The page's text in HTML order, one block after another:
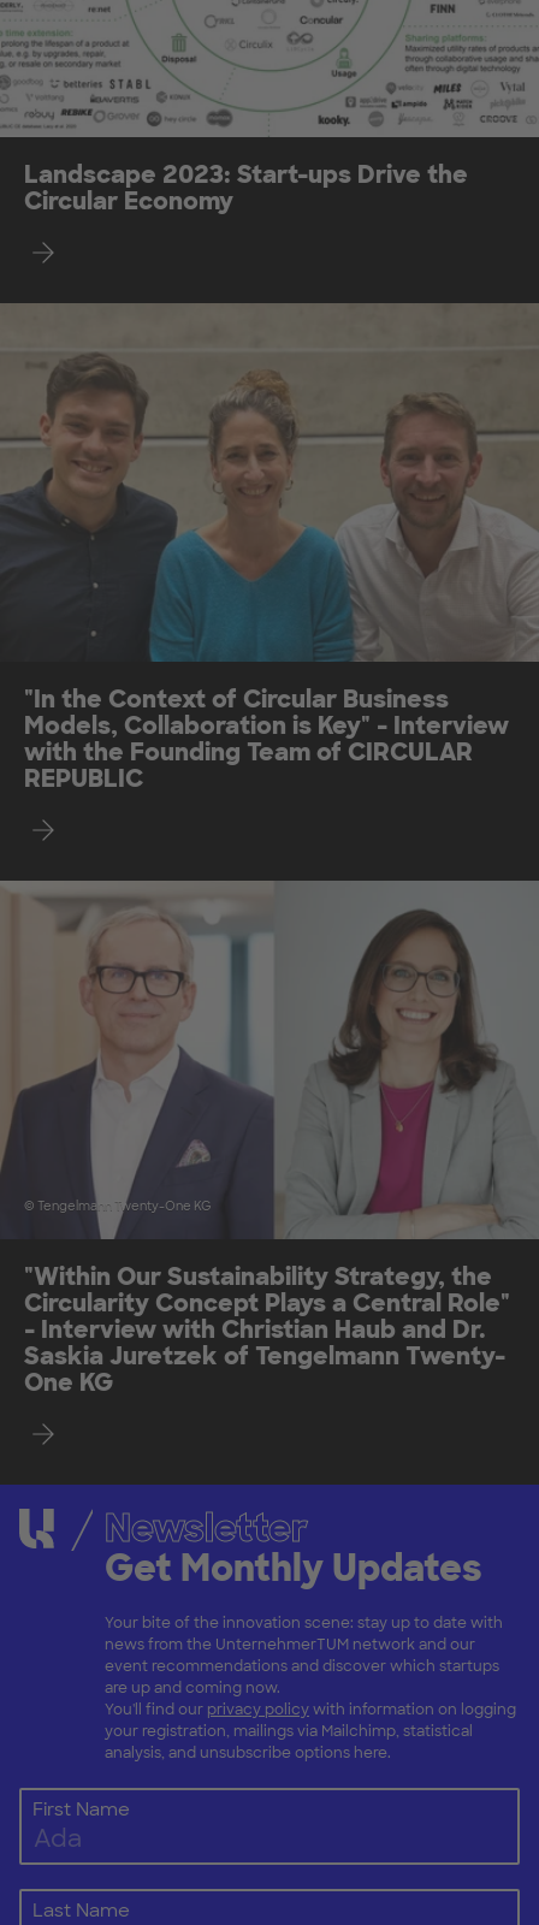
Landscape 2023: Start-ups Drive the
Circular Economy
"In the Context of Circular Business
Models, Collaboration is Key" - Interview
with the Founding Team of CIRCULAR
REPUBLIC
© Tengelmann Twenty-One KG
"Within Our Sustainability Strategy, the
Circularity Concept Plays a Central Role"
- Interview with Christian Haub and Dr.
Saskia Juretzek of Tengelmann Twenty-
One KG
Newsletter
Get Monthly Updates
Your bite of the innovation scene: stay up to date with
news from the UnternehmerTUM network and our
event recommendations and discover which startups
are up and coming now.
You'll find our privacy policywith information on logging
your registration, mailings via Mailchimp, statistical
analysis, and unsubscribe options here.
First Name
Last Name